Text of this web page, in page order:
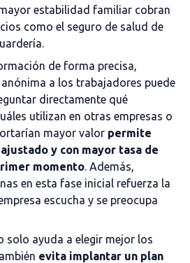
estabilidad familiar cobran
como el seguro de salud de
de forma precisa,
a los trabajadores puede
directamente qué
utilizan en otras empresas o
mayor valor permite
y con mayor tasa de
momento. Además,
en esta fase inicial refuerza la
escucha y se preocupa
solo ayuda a elegir mejor los
evita implantar un plan